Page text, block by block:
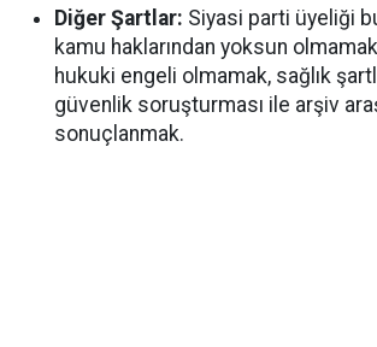
Diğer Şartlar: Siyasi parti üyeliği
kamu haklarından yoksun
hukuki engeli olmamak, sağlık
güvenlik soruşturması ile arşiv
sonuçlanmak.